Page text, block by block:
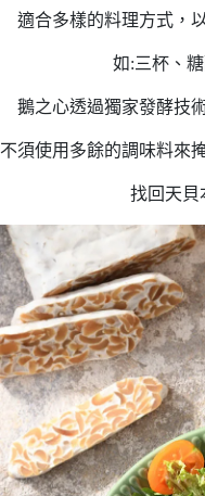
適合多樣的料理方式，
如:三杯、
鵝之心透過獨家發酵技
不須使用多餘的調味料來
找回天貝